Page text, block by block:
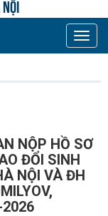
Toggle
NỘP HỒ SƠ
ĐỔI SINH
NỘI VÀ ĐH